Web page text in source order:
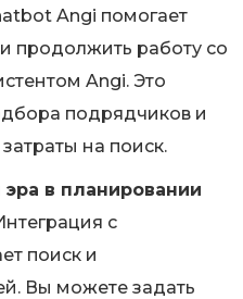
Angi помогает
продолжить работу со
Angi. Это
подрядчиков и
на поиск.
в планировании
с
поиск и
Вы можете задать